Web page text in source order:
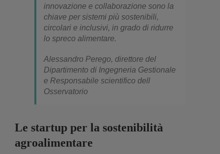
innovazione e collaborazione sono la
chiave per sistemi più sostenibili,
circolari e inclusivi, in grado di ridurre
lo spreco alimentare.
Alessandro Perego, direttore del
Dipartimento di Ingegneria Gestionale
e Responsabile scientifico dell
Osservatorio
Le startup per la sostenibilità
agroalimentare